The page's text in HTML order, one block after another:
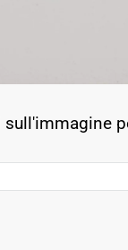
sull'immagine